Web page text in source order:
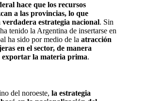
hace que los recursos
a las provincias, lo que
estrategia nacional. Sin
tenido la Argentina de insertarse en
ha sido por medio de la atracción
en el sector, de manera
exportar la materia prima.
del noroeste, la estrategia